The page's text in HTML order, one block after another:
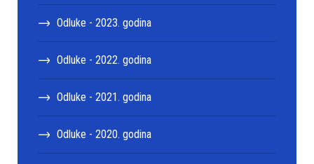
Odluke - 2023. godina
Odluke - 2022. godina
Odluke - 2021. godina
Odluke - 2020. godina